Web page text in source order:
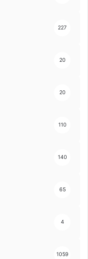
227
20
20
110
140
65
4
1059